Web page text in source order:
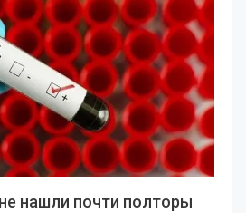
нашли почти полторы